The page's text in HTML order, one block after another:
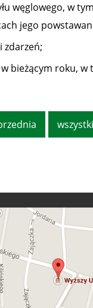
węglowego, w
jego
zdarzeń;
bieżącym roku, w